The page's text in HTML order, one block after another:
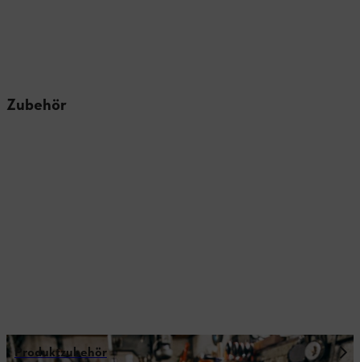
Zubehör
Produktzubehör